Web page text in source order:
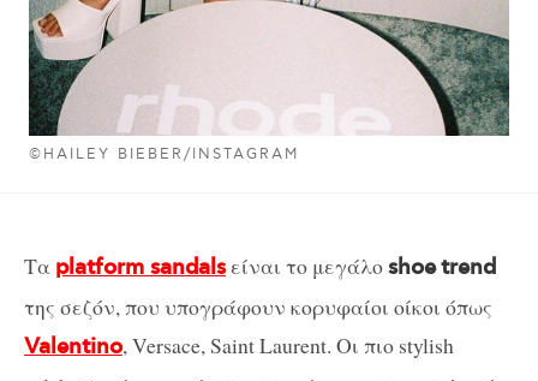
©HAILEY BIEBER/INSTAGRAM
Τα platform sandalsείναι το μεγάλοshoetrend
της σεζόν, που υπογράφουν κορυφαίοι οίκοι όπως
Valentino, Versace, Saint Laurent. Οι πιο stylish